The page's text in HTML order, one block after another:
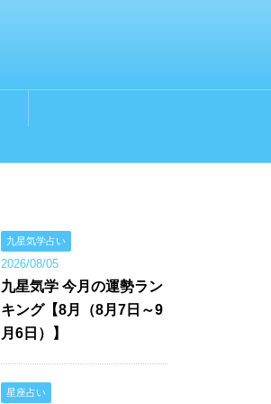
九星気学占い
2026/08/05
九星気学 今月の運勢ラン
キング【8月（8月7日～9
月6日）】
星座占い